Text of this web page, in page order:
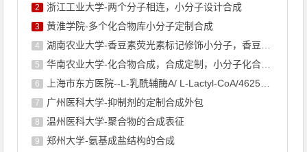
2 浙江工业大学-两个分子相连，小分子设计合成
3 黄淮学院-多个化合物库小分子定制合成
4 湖南农业大学-香豆素荧光素标记修饰小分子，香豆素衍生物的合成
5 华南农业大学-化合物合成，合成定制，小分子化合物的订购
6 上海市东方医院--L-乳酰辅酶A/ L-Lactyl-CoA/4625-32-5/1926 ...
7 广州医科大学-抑制剂的定制合成外包
8 温州医科大学-聚合物的合成表征
9 郑州大学-氨基成盐结构的合成